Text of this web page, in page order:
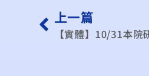
上一篇
【實體】10/31本